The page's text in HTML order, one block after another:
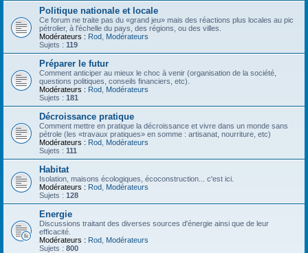
Politique nationale et locale
Ce forum ne traite pas du «grand jeu» mais des réactions plus locales au pic
pétrolier, à l'échelle du pays, des régions, ou des villes.
Modérateurs : Rod Modérateurs
Sujets : 119
Préparer le futur
Comment anticiper au mieux le choc à venir (organisation de la société,
questions politiques, conseils financiers, etc).
Modérateurs : Rod Modérateurs
Sujets : 181
Décroissance pratique
Comment mettre en pratique la décroissance et vivre dans un monde sans
pétrole (les «travaux pratiques» en somme : artisanat, nourriture, etc)
Modérateurs : Rod Modérateurs
Sujets : 111
Habitat
Isolation, maisons écologiques, écoconstruction... c'est ici.
Modérateurs : Rod Modérateurs
Sujets : 128
Energie
Discussions traitant des diverses sources d'énergie ainsi que de leur
efficacité.
Modérateurs : Rod Modérateurs
Sujets : 800